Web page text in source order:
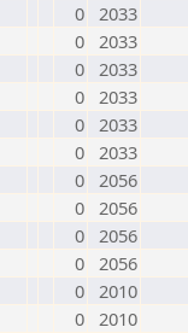
0 2033
0 2033
0 2033
0 2033
0 2033
0 2033
0 2056
0 2056
0 2056
0 2056
0 2010
0 2010